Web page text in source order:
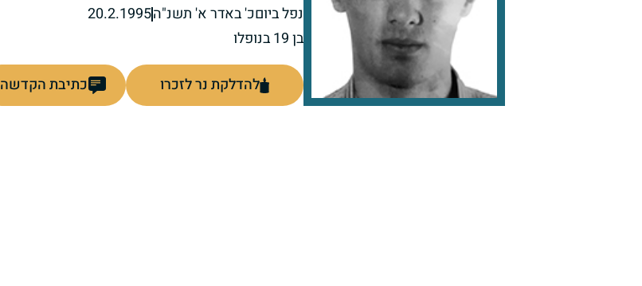
נפל ביוםכ' באדר א' תשנ"ה20.2.1995
בן 19 בנופלו
להדלקת נר לזכרו כתיבת הקדשה